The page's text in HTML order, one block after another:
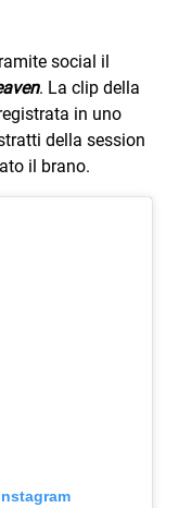
social il
. La clip della
in uno
della session
il brano.